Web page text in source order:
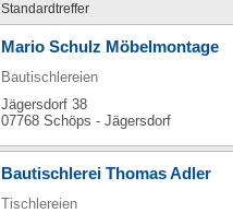
Standardtreffer
Mario Schulz Möbelmontage
Bautischlereien
Jägersdorf 38
07768 Schöps - Jägersdorf
Bautischlerei Thomas Adler
Tischlereien